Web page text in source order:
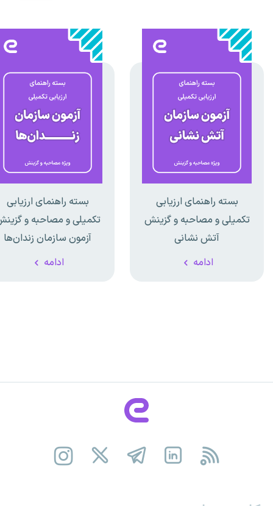
بسته راهنمای ارزیابی
تکمیلی و مصاحبه و گزینش
آتش نشانی
ادامه
بسته راهنمای ارزیابی
تکمیلی و مصاحبه و
آزمون سازمان زندان‌ها
ادامه